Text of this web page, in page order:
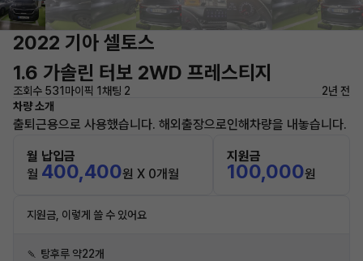
2022 기아 셀토스
1.6 가솔린 터보 2WD 프레스티지
조회수 531 마이픽 1채팅 2
2년 전
차량 소개
출퇴근용으로 사용했습니다. 해외출장으로인해차량을 내놓습니다.
월 납입금
월 400,400원 X 0개월
지원금
100,000원
지원금, 이렇게 쓸 수 있어요
🍡 탕후루 약22개